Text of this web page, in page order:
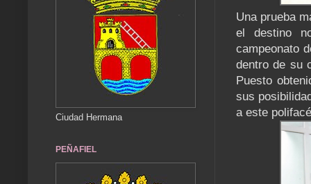
Una prueba
el destino
campeonato
dentro de su
Puesto
sus
a este
Ciudad Hermana
PEÑAFIEL